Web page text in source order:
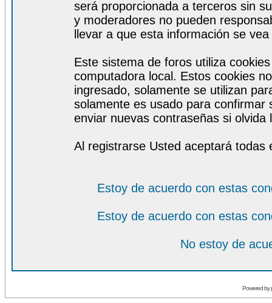
será proporcionada a terceros sin
y moderadores no pueden
llevar a que esta información se
Este sistema de foros utiliza
computadora local. Estos cookies
ingresado, solamente se utilizan
solamente es usado para
enviar nuevas contraseñas si olvida
Al registrarse Usted aceptará todas
Estoy de acuerdo con estas
Estoy de acuerdo con estas
No estoy de
Powered by